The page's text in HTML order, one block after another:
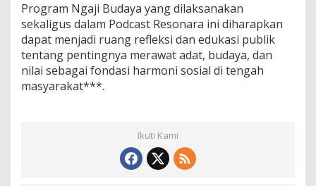
Program Ngaji Budaya yang dilaksanakan
sekaligus dalam Podcast Resonara ini diharapkan
dapat menjadi ruang refleksi dan edukasi publik
tentang pentingnya merawat adat, budaya, dan
nilai sebagai fondasi harmoni sosial di tengah
masyarakat***.
Ikuti Kami